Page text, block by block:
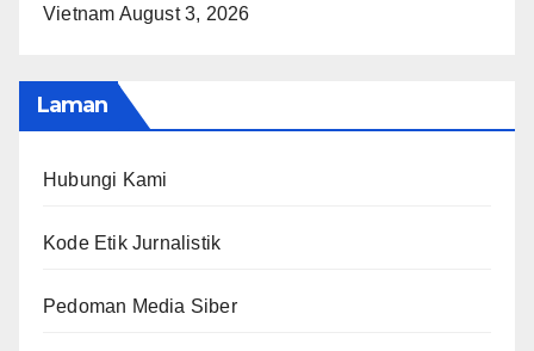
Vietnam August 3, 2026
Laman
Hubungi Kami
Kode Etik Jurnalistik
Pedoman Media Siber